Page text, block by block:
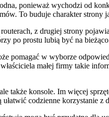
ponieważ wychodzi od
To buduje charakter strony
z drugiej strony
po prostu lubią być na
pomagać w wyborze
małej firmy takie
konsole. Im więcej
codzienne korzystanie z